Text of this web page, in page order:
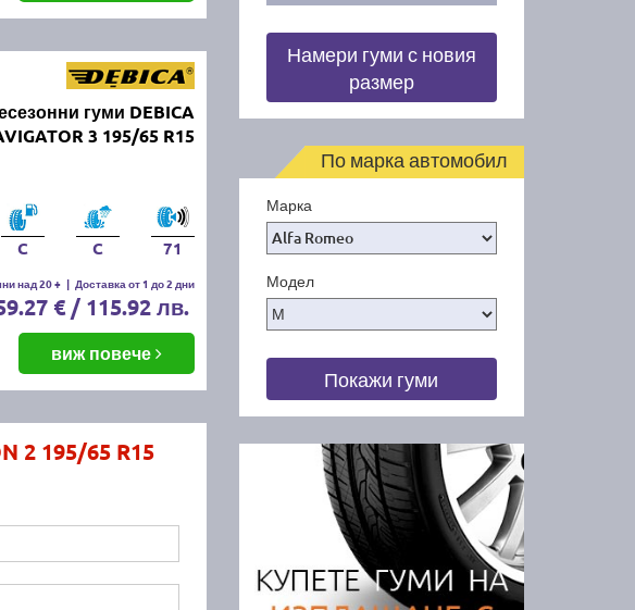
гуми DEBICA
3 195/65 R15
C C 71
над 20 + | Доставка от 1 до 2 дни
€ / 115.92 лв.
виж повече
2 195/65 R15
Намери гуми с новия
размер
По марка автомобил
Марка
Модел
Покажи гуми